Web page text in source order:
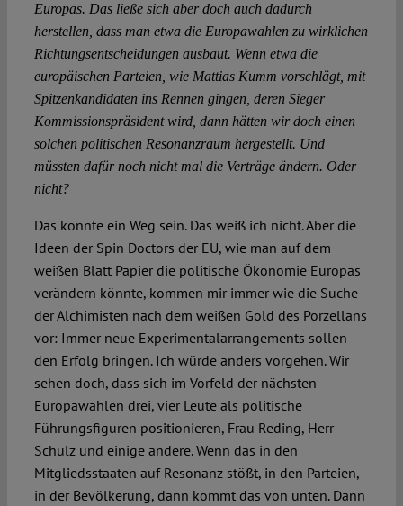
Europas. Das ließe sich aber doch auch dadurch
herstellen, dass man etwa die Europawahlen zu wirklichen
Richtungsentscheidungen ausbaut. Wenn etwa die
europäischen Parteien, wie Mattias Kumm vorschlägt, mit
Spitzenkandidaten ins Rennen gingen, deren Sieger
Kommissionspräsident wird, dann hätten wir doch einen
solchen politischen Resonanzraum hergestellt. Und
müssten dafür noch nicht mal die Verträge ändern. Oder
nicht?
Das könnte ein Weg sein. Das weiß ich nicht. Aber die
Ideen der Spin Doctors der EU, wie man auf dem
weißen Blatt Papier die politische Ökonomie Europas
verändern könnte, kommen mir immer wie die Suche
der Alchimisten nach dem weißen Gold des Porzellans
vor: Immer neue Experimentalarrangements sollen
den Erfolg bringen. Ich würde anders vorgehen. Wir
sehen doch, dass sich im Vorfeld der nächsten
Europawahlen drei, vier Leute als politische
Führungsfiguren positionieren, Frau Reding, Herr
Schulz und einige andere. Wenn das in den
Mitgliedsstaaten auf Resonanz stößt, in den Parteien,
in der Bevölkerung, dann kommt das von unten. Dann